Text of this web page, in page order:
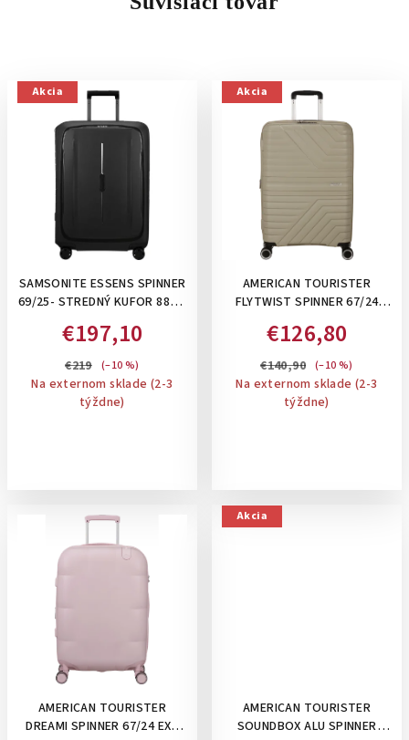
Akcia
SAMSONITE ESSENS SPINNER
69/25- STREDNÝ KUFOR 88L S
GRAPHITE
€197,10
€219 (–10 %)
Na externom sklade (2-3
týždne)
Akcia
AMERICAN TOURISTER
FLYTWIST SPINNER 67/24
STREDNÝ KUFOR 63-73 L:
SANDSTONE
€126,80
€140,90 (–10 %)
Na externom sklade (2-3
týždne)
AMERICAN TOURISTER
DREAMI SPINNER 67/24 EXP
Akcia
AMERICAN TOURISTER
SOUNDBOX ALU SPINNER